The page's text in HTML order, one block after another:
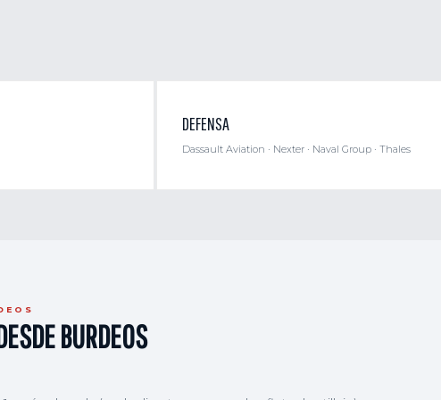
DEFENSA
Dassault Aviation · Nexter · Naval Group · Thales
BURDEOS